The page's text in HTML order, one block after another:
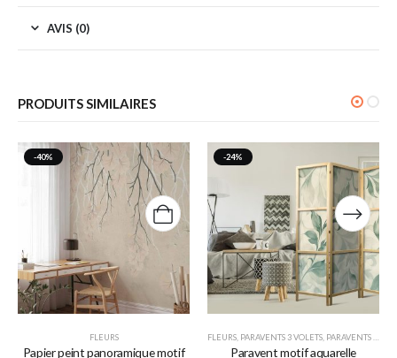
AVIS (0)
PRODUITS SIMILAIRES
-40%
FLEURS
Papier peint panoramique motif
-24%
FLEURS PARAVENTS 3 VOLETS PARAVENTS JAPONAIS
Paravent motif aquarelle